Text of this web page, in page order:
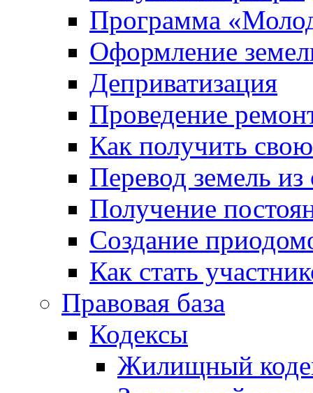
Программа
Оформление
Деприватизация
Проведение
Как получить
Перевод земель
Получение
Создание
Как стать
Правовая база
Кодексы
Жилищный